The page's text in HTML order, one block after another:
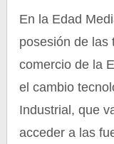
En la Edad
posesión de las
comercio de la
el cambio
Industrial, que
acceder a las